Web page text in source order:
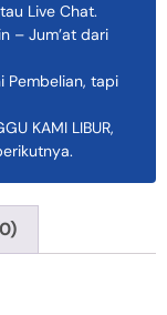
Live Chat.
– Jum’at dari
Pembelian, tapi
KAMI LIBUR,